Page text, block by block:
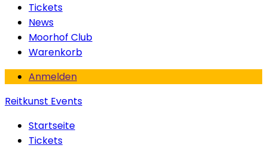
Tickets
News
Moorhof Club
Warenkorb
Anmelden
Reitkunst Events
Startseite
Tickets